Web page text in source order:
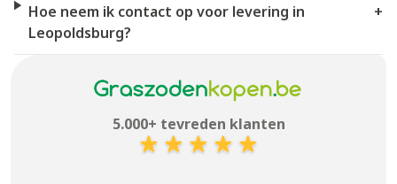
Hoe neem ik contact op voor levering in
Leopoldsburg?
+
5.000+ tevreden klanten